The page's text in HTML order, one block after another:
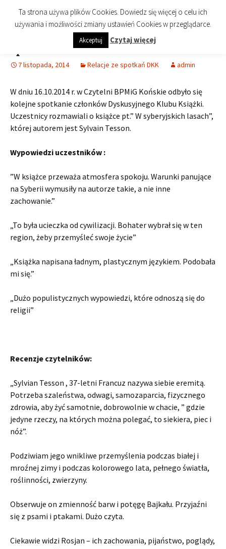
treści
Biblioteka Publiczna Miasta i
Gminy Końskie
imienia Cezarego Chlebowskiego
Menu
Spotkanie DKK – Październik 2014
7 listopada, 2014 Relacje ze spotkań DKK admin
W dniu 16.10.2014 r. w Czytelni BPMiG Końskie odbyło się
kolejne spotkanie członków Dyskusyjnego Klubu Książki.
Uczestnicy rozmawiali o książce pt.” W syberyjskich lasach”,
której autorem jest Sylvain Tesson.
Wypowiedzi uczestników :
”W książce przeważa atmosfera spokoju. Warunki panujące
na Syberii wymusiły na autorze takie, a nie inne
zachowanie.”
„To była ucieczka od cywilizacji. Bohater wybrał się w ten
region, żeby przemyśleć swoje życie”
„Książka napisana ładnym, plastycznym językiem. Podobała
mi się.”
„Dużo populistycznych wypowiedzi, które odnoszą się do
religii”
Recenzje czytelników:
„Sylvian Tesson , 37-letni Francuz nazywa siebie eremitą.
Potrzeba szaleństwa, odwagi, samozaparcia, fizycznego
zdrowia, aby żyć samotnie, dobrowolnie w chacie, ” gdzie
jedyne rzeczy, na których można polegać, to siekiera, piec i
nóż”.
Podziwiam jego wnikliwe przemyślenia podczas białej i
mroźnej zimy i podczas kolorowego lata, pełnego światła,
roślinności, zwierzyny.
Obserwuje on zmienność barw i potęgę Bajkału. Przyjaźni
się z psami i ptakami. Dużo czyta.
Ciekawie widzi Rosjan – ich zachowania, pijaństwo, poglądy,
Ta strona używa plików Cookies. Dowiedz się więcej o celu ich
używania i możliwości zmiany ustawień Cookies w przeglądarce.
Akceptuj Czytaj więcej